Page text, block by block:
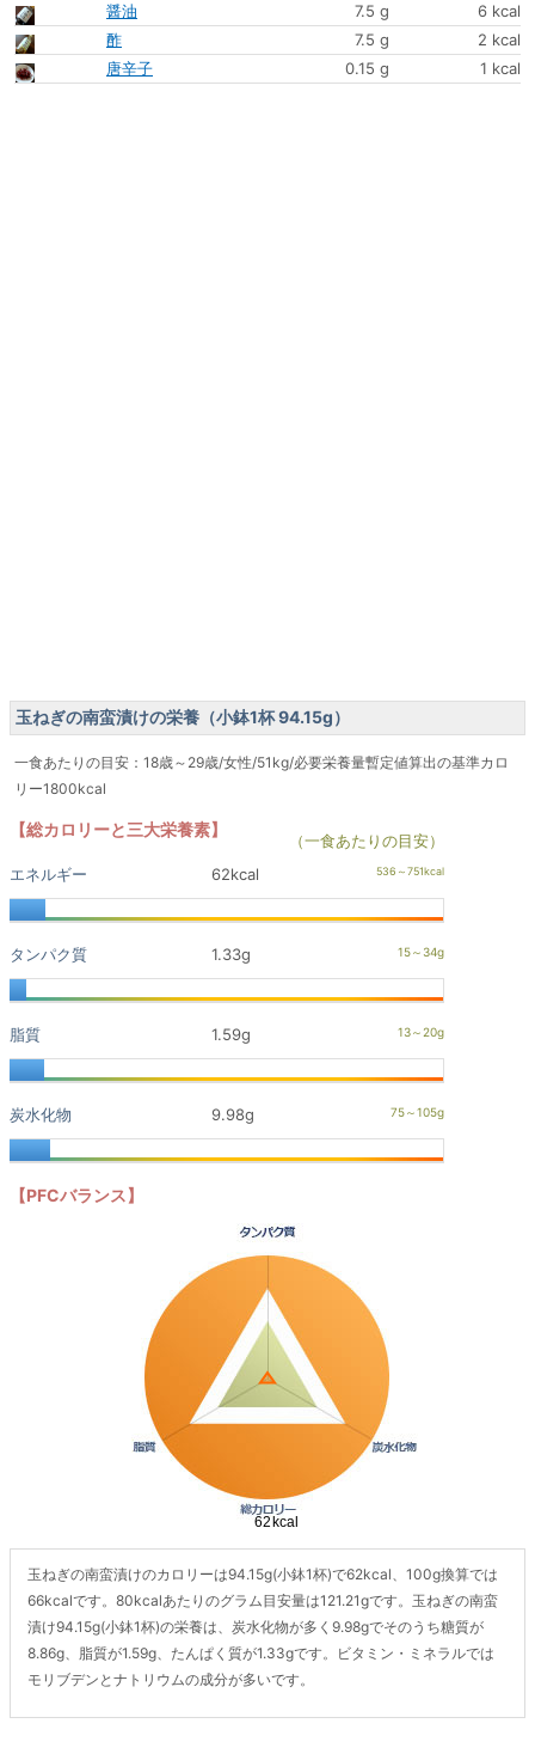
醤油 7.5 g
6 kcal
酢
7.5 g
2 kcal
唐辛子
0.15 g 1 kcal
玉ねぎの南蛮漬けの栄養（小鉢1杯 94.15g）
一食あたりの目安：18歳～29歳/女性/51kg/必要栄養量暫定値算出の基準カロ
リー1800kcal
【総カロリーと三大栄養素】
（一食あたりの目安）
エネルギー
62kcal
タンパク質 1.33g
脂質 1.59g
炭水化物 9.98g
【PFCバランス】
玉ねぎの南蛮漬けのカロリーは94.15g(小鉢1杯)で62kcal、100g換算では
66kcalです。80kcalあたりのグラム目安量は121.21gです。玉ねぎの南蛮
漬け94.15g(小鉢1杯)の栄養は、炭水化物が多く9.98gでそのうち糖質が
8.86g、脂質が1.59g、たんぱく質が1.33gです。ビタミン・ミネラルでは
モリブデンとナトリウムの成分が多いです。